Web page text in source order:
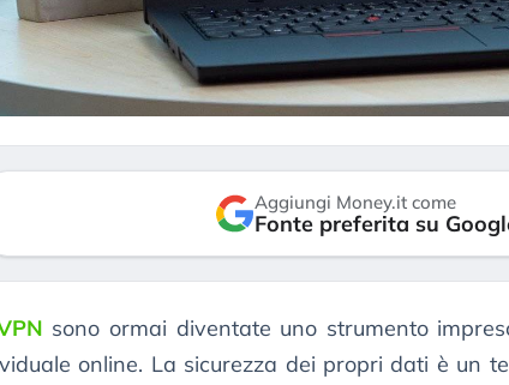
Aggiungi Money.it come
Fonte preferita su
sono ormai diventate uno strumento
online. La sicurezza dei propri dati è un
Dalle valutazioni estreme alla
correzione. Cosa sta guidando il
repricing degli asset?
3 agosto 2026
«La
in
della
30 luglio